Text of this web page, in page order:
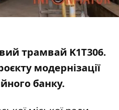
трамвай K1T306.
модернізації
банку.